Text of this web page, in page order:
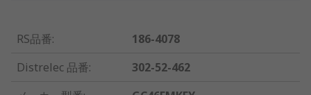
RS品番:
186-4078
Distrelec 品番:
302-52-462